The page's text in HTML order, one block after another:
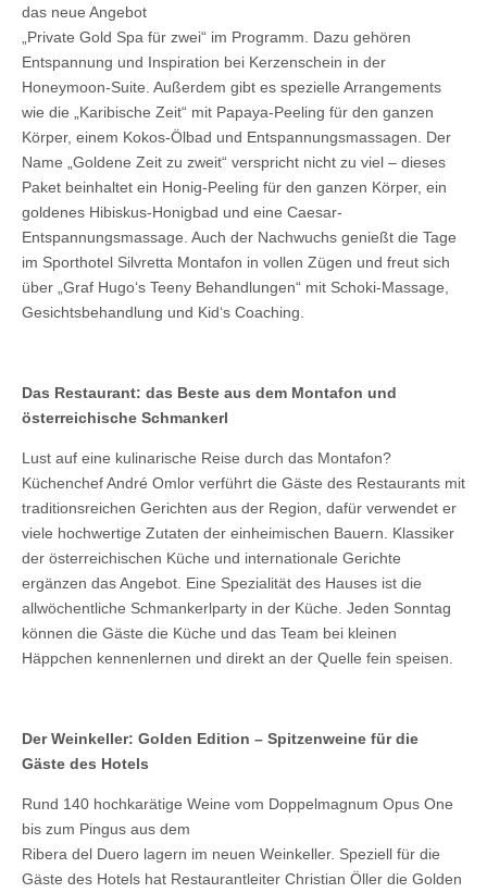
das neue Angebot
„Private Gold Spa für zwei“ im Programm. Dazu gehören
Entspannung und Inspiration bei Kerzenschein in der
Honeymoon-Suite. Außerdem gibt es spezielle Arrangements
wie die „Karibische Zeit“ mit Papaya-Peeling für den ganzen
Körper, einem Kokos-Ölbad und Entspannungsmassagen. Der
Name „Goldene Zeit zu zweit“ verspricht nicht zu viel – dieses
Paket beinhaltet ein Honig-Peeling für den ganzen Körper, ein
goldenes Hibiskus-Honigbad und eine Caesar-
Entspannungsmassage. Auch der Nachwuchs genießt die Tage
im Sporthotel Silvretta Montafon in vollen Zügen und freut sich
über „Graf Hugo‘s Teeny Behandlungen“ mit Schoki-Massage,
Gesichtsbehandlung und Kid‘s Coaching.
Das Restaurant: das Beste aus dem Montafon und
österreichische Schmankerl
Lust auf eine kulinarische Reise durch das Montafon?
Küchenchef André Omlor verführt die Gäste des Restaurants mit
traditionsreichen Gerichten aus der Region, dafür verwendet er
viele hochwertige Zutaten der einheimischen Bauern. Klassiker
der österreichischen Küche und internationale Gerichte
ergänzen das Angebot. Eine Spezialität des Hauses ist die
allwöchentliche Schmankerlparty in der Küche. Jeden Sonntag
können die Gäste die Küche und das Team bei kleinen
Häppchen kennenlernen und direkt an der Quelle fein speisen.
Der Weinkeller: Golden Edition – Spitzenweine für die
Gäste des Hotels
Rund 140 hochkarätige Weine vom Doppelmagnum Opus One
bis zum Pingus aus dem
Ribera del Duero lagern im neuen Weinkeller. Speziell für die
Gäste des Hotels hat Restaurantleiter Christian Öller die Golden